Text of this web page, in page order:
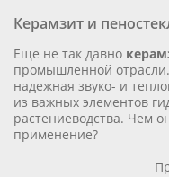
Керамзит и
Еще не так давно
промышленной
надежная звуко- и
из важных элементов
растениеводства. Чем
применение?